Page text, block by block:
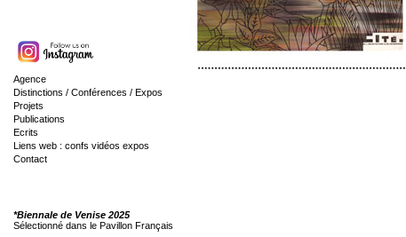
Agence
Distinctions / Conférences / Expos
Projets
Publications
Ecrits
Liens web : confs vidéos expos
Contact
*Biennale de Venise 2025
Sélectionné dans le Pavillon Français